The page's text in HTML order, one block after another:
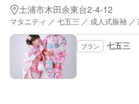
土浦市木田余東台2-4-12
マタニティ ／ 七五三 ／ 成人式振袖 ／
プラン 七五三